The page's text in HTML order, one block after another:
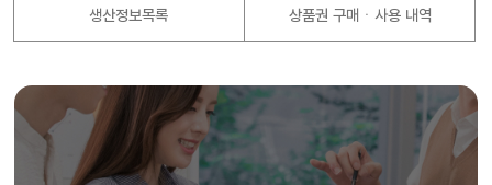
생산정보목록 상품권 구매ㆍ사용 내역